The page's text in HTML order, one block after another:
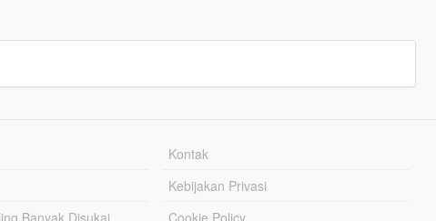
Banyak Disukai
Kontak
Kebijakan Privasi
Cookie Policy